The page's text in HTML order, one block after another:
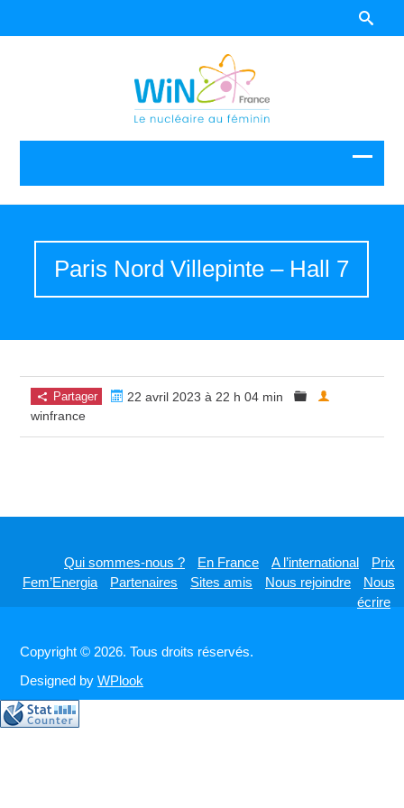
Paris Nord Villepinte – Hall 7
Partager
22 avril 2023 à 22 h 04 min
winfrance
Qui sommes-nous ? En France A l’international
Prix
Fem’Energia
Partenaires Sites amis Nous rejoindre
Nous
écrire
Copyright © 2026. Tous droits réservés.
Designed byWPlook